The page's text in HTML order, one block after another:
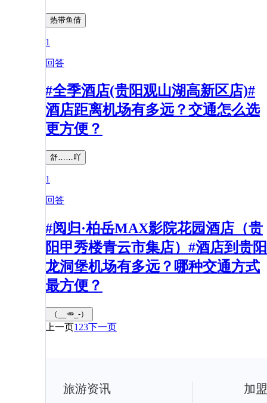
热带鱼倩
1
回答
#全季酒店(贵阳观山湖高新区店)#
酒店距离机场有多远？交通怎么选
更方便？
舒……吖
1
回答
#阅归·柏岳MAX影院花园酒店（贵
阳甲秀楼青云市集店）#酒店到贵阳
龙洞堡机场有多远？哪种交通方式
最方便？
（__🥕_-）
上一页1 23下一页
旅游资讯 加